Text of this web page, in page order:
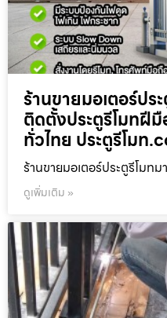
ร้านขายมอเตอร์ปร
ติดตั้งประตูรีโมทฝี
ทั่วไทย ประตูรีโมท
ร้านขายมอเตอร์ประตูรีโมท
ดูเพิ่มเติม »